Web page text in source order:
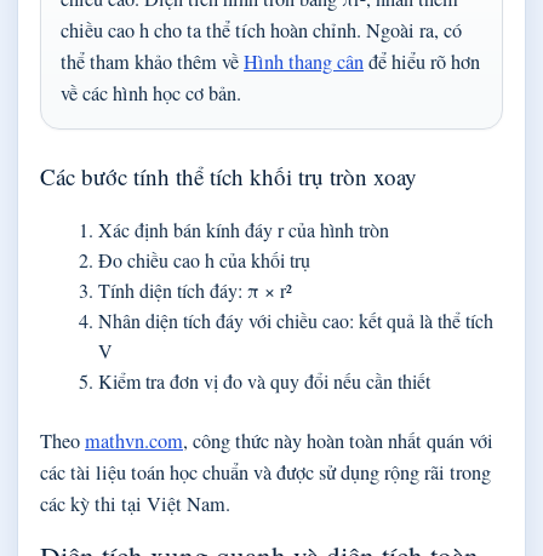
chiều cao h cho ta thể tích hoàn chỉnh. Ngoài ra, có
thể tham khảo thêm vềHình thang cânđể hiểu rõ hơn
về các hình học cơ bản.
Các bước tính thể tích khối trụ tròn xoay
Xác định bán kính đáy r của hình tròn
Đo chiều cao h của khối trụ
Tính diện tích đáy: π × r²
Nhân diện tích đáy với chiều cao: kết quả là thể tích
V
Kiểm tra đơn vị đo và quy đổi nếu cần thiết
Theomathvn.com, công thức này hoàn toàn nhất quán với
các tài liệu toán học chuẩn và được sử dụng rộng rãi trong
các kỳ thi tại Việt Nam.